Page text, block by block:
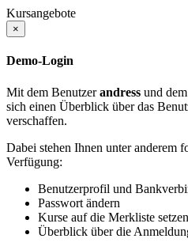
Kursangebote
×
Demo-Login
Mit dem Benutzerandress und
sich einen Überblick über das
verschaffen.
Dabei stehen Ihnen unter anderem
Verfügung:
Benutzerprofil und
Passwort ändern
Kurse auf die Merkliste setzen
Überblick über die